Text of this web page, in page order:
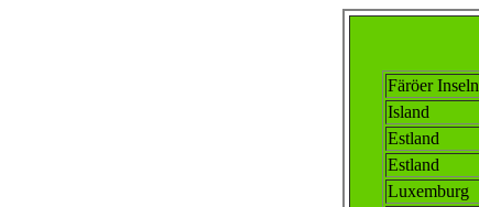
Färöer Inseln
Island
Estland
Estland
Luxemburg